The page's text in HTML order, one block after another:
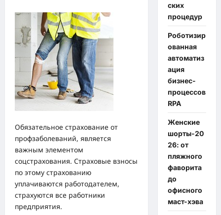
Обязательное страхование от
профзаболеваний, является
важным элементом
соцстрахования. Страховые взносы
по этому страхованию
уплачиваются работодателем,
страхуются все работники
предприятия.
ских
процедур
Роботизир
ованная
автоматиз
ация
бизнес-
процессов
RPA
Женские
шорты-20
26: от
пляжного
фаворита
до
офисного
маст-хэва